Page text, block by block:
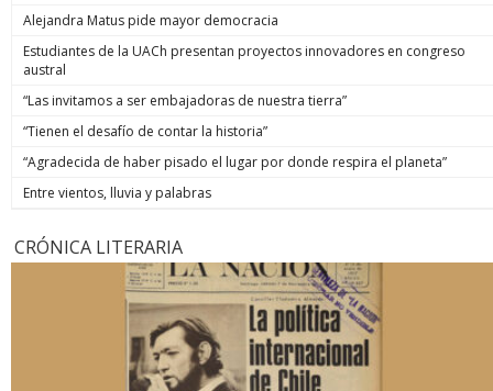
Alejandra Matus pide mayor democracia
Estudiantes de la UACh presentan proyectos innovadores en congreso
austral
“Las invitamos a ser embajadoras de nuestra tierra”
“Tienen el desafío de contar la historia”
“Agradecida de haber pisado el lugar por donde respira el planeta”
Entre vientos, lluvia y palabras
CRÓNICA LITERARIA